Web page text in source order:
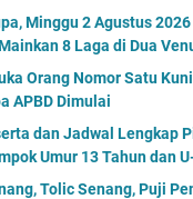
Minggu 2 Agustus
8 Laga di Dua
Orang Nomor Satu
APBD Dimulai
dan Jadwal Lengkap
Umur 13 Tahun dan
Tolic Senang, Puji